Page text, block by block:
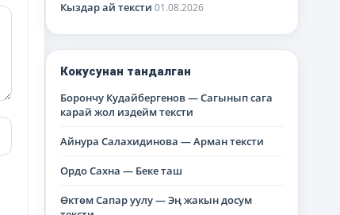
Кыздар ай тексти 01.08.2026
Кокусунан тандалган
Борончу Кудайбергенов — Сагынып сага
карай жол издейм тексти
Айнура Салахидинова — Арман тексти
Ордо Сахна — Беке таш
Өктөм Сапар уулу — Эң жакын досум